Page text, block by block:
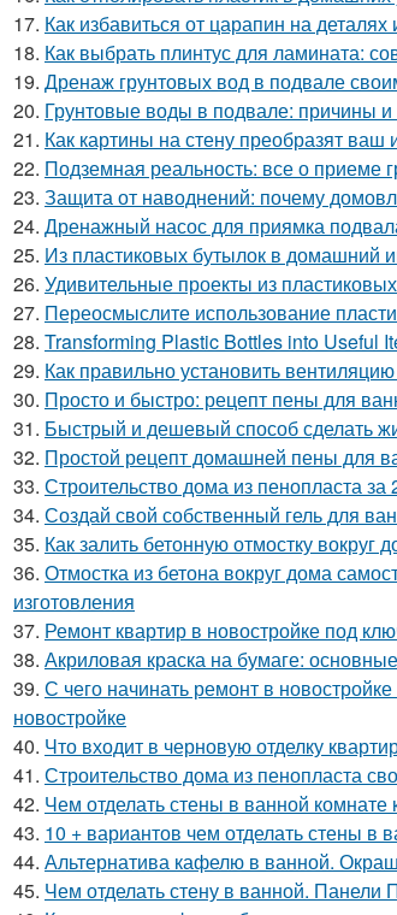
17. Как избавиться от царапин на
18. Как выбрать плинтус для ламината:
19. Дренаж грунтовых вод в подвале
20. Грунтовые воды в подвале: причины
21. Как картины на стену преобразят
22. Подземная реальность: все о приеме
23. Защита от наводнений: почему
24. Дренажный насос для приямка
25. Из пластиковых бутылок в домашний
26. Удивительные проекты из
27. Переосмыслите использование
28. Transforming Plastic Bottles into Useful
29. Как правильно установить
30. Просто и быстро: рецепт пены для
31. Быстрый и дешевый способ сделать
32. Простой рецепт домашней пены для
33. Строительство дома из пенопласта
34. Создай свой собственный гель для
35. Как залить бетонную отмостку
36. Отмостка из бетона вокруг дома
изготовления
37. Ремонт квартир в новостройке под
38. Акриловая краска на бумаге:
39. С чего начинать ремонт в
новостройке
40. Что входит в черновую отделку
41. Строительство дома из пенопласта
42. Чем отделать стены в ванной
43. 10 + вариантов чем отделать стены в
44. Альтернатива кафелю в ванной.
45. Чем отделать стену в ванной. Панели